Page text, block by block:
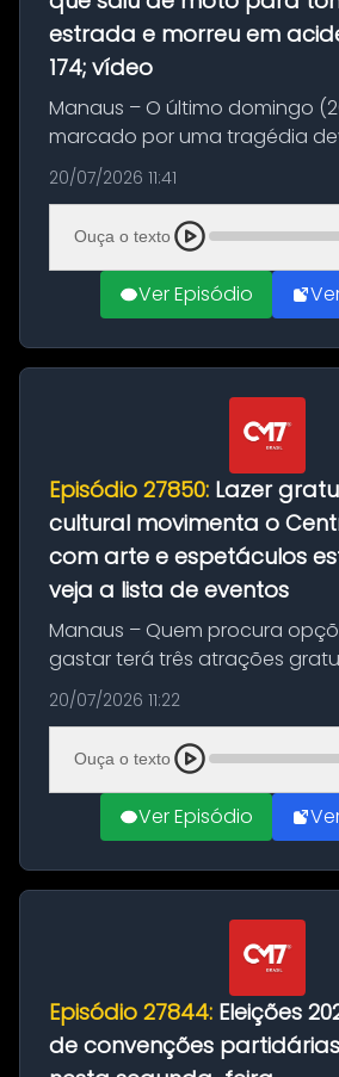
estrada e morreu em
174; vídeo
Manaus – O último domingo
marcado por uma tragédia
resultou na morte precoce de
BR-174, na zona rural de
com destino a um típico café
20/07/2026 11:41
Ouça o texto
Ver Episódio
Episódio 27850: Lazer
cultural movimenta o
com arte e espetáculos
veja a lista de eventos
Manaus – Quem procura
gastar terá três atrações
entre esta segunda-feira (20)
(23). A programação inclui
dedicada à história das ...
20/07/2026 11:22
Ouça o texto
Ver Episódio
Episódio 27844: Eleições
de convenções